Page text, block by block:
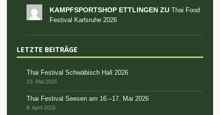
KAMPFSPORTSHOP ETTLINGEN ZU Thai Food
Festival Karlsruhe 2026
LETZTE BEITRÄGE
Thai Festival Schwäbisch Hall 2026
23. Mai 2026
Thai Festival Seesen am 16.–17. Mai 2026
8. April 2026